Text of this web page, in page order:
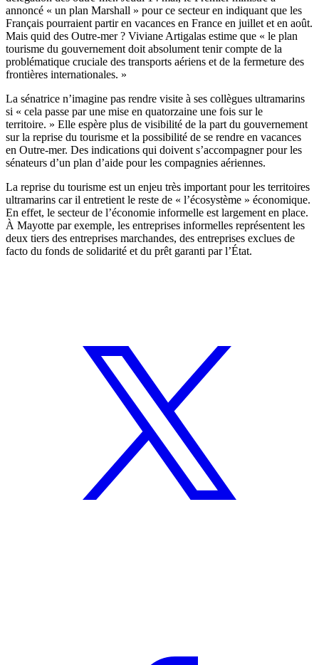
annoncé « un plan Marshall » pour ce secteur en indiquant que les
Français pourraient partir en vacances en France en juillet et en août.
Mais quid des Outre-mer ? Viviane Artigalas estime que « le plan
tourisme du gouvernement doit absolument tenir compte de la
problématique cruciale des transports aériens et de la fermeture des
frontières internationales. »
La sénatrice n’imagine pas rendre visite à ses collègues ultramarins
si « cela passe par une mise en quatorzaine une fois sur le
territoire. » Elle espère plus de visibilité de la part du gouvernement
sur la reprise du tourisme et la possibilité de se rendre en vacances
en Outre-mer. Des indications qui doivent s’accompagner pour les
sénateurs d’un plan d’aide pour les compagnies aériennes.
La reprise du tourisme est un enjeu très important pour les territoires
ultramarins car il entretient le reste de « l’écosystème » économique.
En effet, le secteur de l’économie informelle est largement en place.
À Mayotte par exemple, les entreprises informelles représentent les
deux tiers des entreprises marchandes, des entreprises exclues de
facto du fonds de solidarité et du prêt garanti par l’État.